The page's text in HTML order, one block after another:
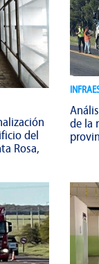
del
Rosa,
de la